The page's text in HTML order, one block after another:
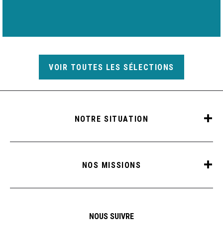
VOIR TOUTES LES SÉLECTIONS
NOTRE SITUATION
NOS MISSIONS
NOUS SUIVRE